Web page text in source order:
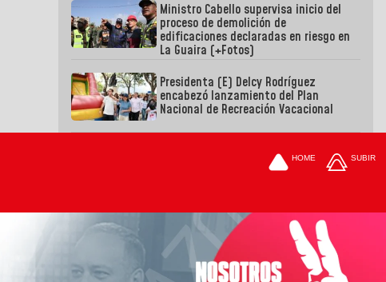
Ministro Cabello supervisa inicio del
proceso de demolición de
edificaciones declaradas en riesgo en
La Guaira (+Fotos)
Presidenta (E) Delcy Rodríguez
encabezó lanzamiento del Plan
Nacional de Recreación Vacacional
HOME SUBIR